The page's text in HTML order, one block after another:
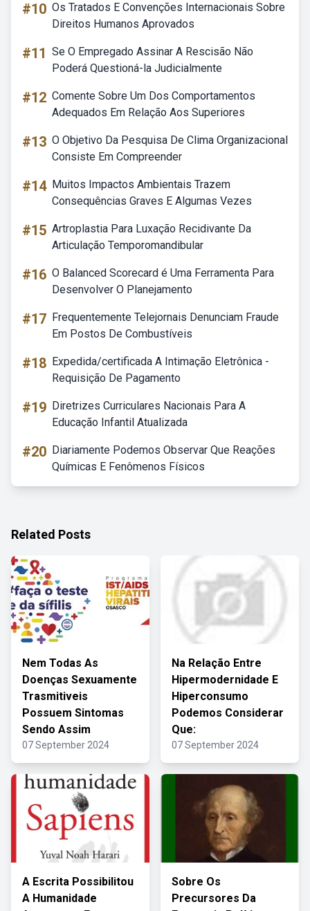
#10 Os Tratados E Convenções Internacionais Sobre
Direitos Humanos Aprovados
#11 Se O Empregado Assinar A Rescisão Não
Poderá Questioná-la Judicialmente
#12 Comente Sobre Um Dos Comportamentos
Adequados Em Relação Aos Superiores
#13 O Objetivo Da Pesquisa De Clima Organizacional
Consiste Em Compreender
#14 Muitos Impactos Ambientais Trazem
Consequências Graves E Algumas Vezes
#15 Artroplastia Para Luxação Recidivante Da
Articulação Temporomandibular
#16 O Balanced Scorecard é Uma Ferramenta Para
Desenvolver O Planejamento
#17 Frequentemente Telejornais Denunciam Fraude
Em Postos De Combustíveis
#18 Expedida/certificada A Intimação Eletrônica -
Requisição De Pagamento
#19 Diretrizes Curriculares Nacionais Para A
Educação Infantil Atualizada
#20 Diariamente Podemos Observar Que Reações
Químicas E Fenômenos Físicos
Related Posts
Nem Todas As
Doenças Sexuamente
Trasmitiveis
Possuem Sintomas
Sendo Assim
07 September 2024
Na Relação Entre
Hipermodernidade E
Hiperconsumo
Podemos Considerar
Que:
07 September 2024
A Escrita Possibilitou
A Humanidade
Sobre Os
Precursores Da